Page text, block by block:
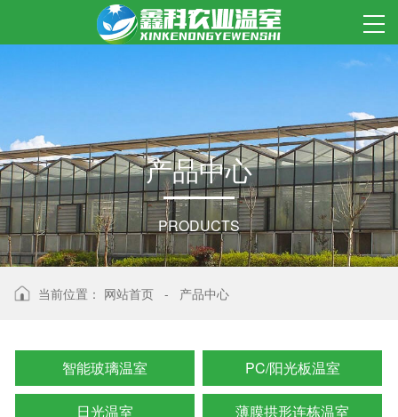
产品中心
PRODUCTS
当前位置： 网站首页 - 产品中心
智能玻璃温室 PC/阳光板温室
日光温室 薄膜拱形连栋温室